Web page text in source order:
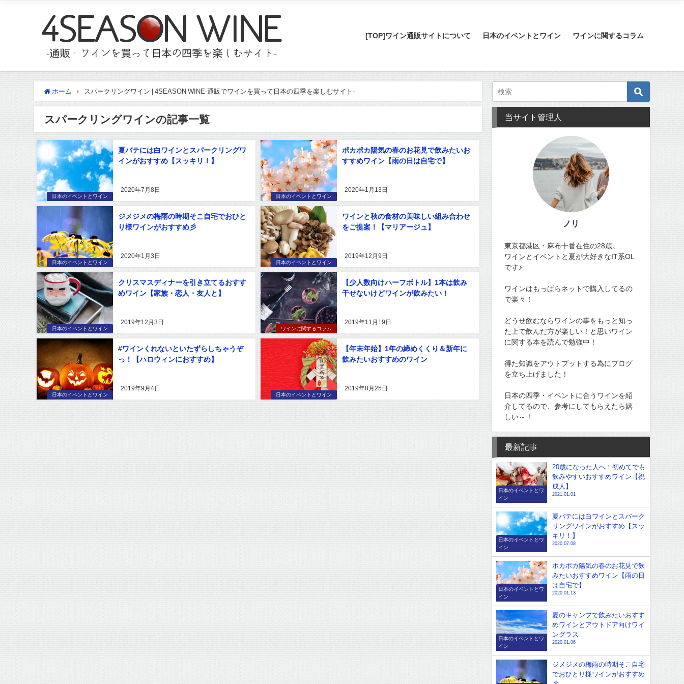
[TOP]ワイン通販サイトについて 日本のイベントとワイン ワインに関するコラム
ホーム スパークリングワイン | 4SEASON WINE-通販でワインを買って日本の四季を楽しむサイト-
スパークリングワインの記事一覧
日本のイベントとワイン
夏バテには白ワインとスパークリングワ
インがおすすめ【スッキリ！】
2020年7月8日
日本のイベントとワイン
ポカポカ陽気の春のお花見で飲みたいお
すすめワイン【雨の日は自宅で】
2020年1月13日
日本のイベントとワイン
ジメジメの梅雨の時期そこ自宅でおひと
り様ワインがおすすめ彡
2020年1月3日
日本のイベントとワイン
ワインと秋の食材の美味しい組み合わせ
をご提案！【マリアージュ】
2019年12月9日
日本のイベントとワイン
クリスマスディナーを引き立てるおすす
めワイン【家族・恋人・友人と】
2019年12月3日
ワインに関するコラム
【少人数向けハーフボトル】1本は飲み
干せないけどワインが飲みたい！
2019年11月19日
日本のイベントとワイン
#ワインくれないといたずらしちゃうぞ
っ！【ハロウィンにおすすめ】
2019年9月4日
日本のイベントとワイン
【年末年始】1年の締めくくり＆新年に
飲みたいおすすめのワイン
2019年8月25日
当サイト管理人
ノリ
東京都港区・麻布十番在住の28歳。
ワインとイベントと夏が大好きなIT系OL
です♪
ワインはもっぱらネットで購入してるの
で楽々！
どうせ飲むならワインの事をもっと知っ
た上で飲んだ方が楽しい！と思いワイン
に関する本を読んで勉強中！
得た知識をアウトプットする為にブログ
を立ち上げました！
日本の四季・イベントに合うワインを紹
介してるので、参考にしてもらえたら嬉
しい～！
最新記事
日本のイベントとワ
イン
20歳になった人へ！初めてでも
飲みやすいおすすめワイン【祝
成人】
2021.01.01
日本のイベントとワ
イン
夏バテには白ワインとスパーク
リングワインがおすすめ【スッ
キリ！】
2020.07.08
日本のイベントとワ
イン
ポカポカ陽気の春のお花見で飲
みたいおすすめワイン【雨の日
は自宅で】
2020.01.13
日本のイベントとワ
イン
夏のキャンプで飲みたいおすす
めワインとアウトドア向けワイ
ングラス
2020.01.06
ジメジメの梅雨の時期そこ自宅
でおひとり様ワインがおすすめ